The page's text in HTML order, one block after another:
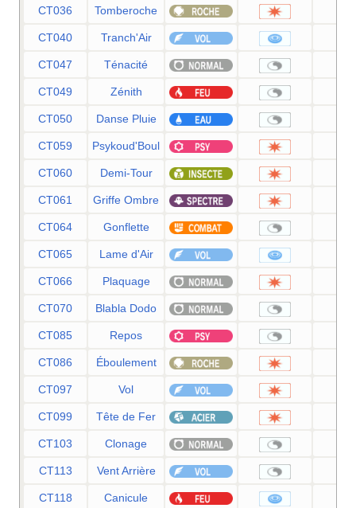
CT036 Tomberoche
CT040 Tranch'Air
CT047 Ténacité
CT049 Zénith
CT050 Danse Pluie
CT059 Psykoud'Boul
CT060 Demi-Tour
CT061 Griffe Ombre
CT064 Gonflette
CT065 Lame d'Air
CT066 Plaquage
CT070 Blabla Dodo
CT085 Repos
CT086 Éboulement
CT097 Vol
CT099 Tête de Fer
CT103 Clonage
CT113 Vent Arrière
CT118 Canicule